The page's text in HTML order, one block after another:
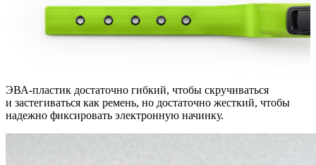
ЭВА-пластик достаточно гибкий, чтобы скручиваться
и застегиваться как ремень, но достаточно жесткий, чтобы
надежно фиксировать электронную начинку.